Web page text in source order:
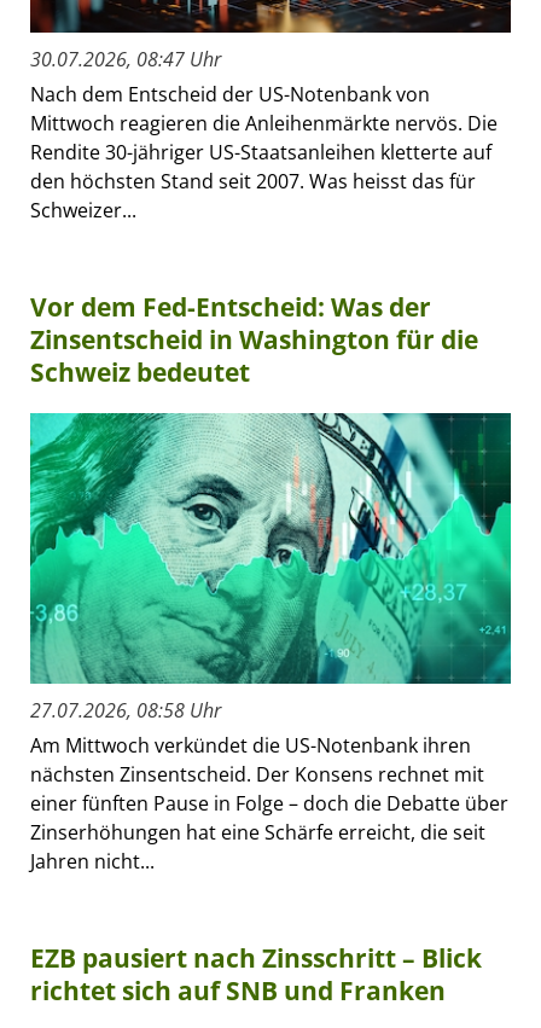
30.07.2026, 08:47 Uhr
Nach dem Entscheid der US-Notenbank von
Mittwoch reagieren die Anleihenmärkte nervös. Die
Rendite 30-jähriger US-Staatsanleihen kletterte auf
den höchsten Stand seit 2007. Was heisst das für
Schweizer...
Vor dem Fed-Entscheid: Was der
Zinsentscheid in Washington für die
Schweiz bedeutet
27.07.2026, 08:58 Uhr
Am Mittwoch verkündet die US-Notenbank ihren
nächsten Zinsentscheid. Der Konsens rechnet mit
einer fünften Pause in Folge – doch die Debatte über
Zinserhöhungen hat eine Schärfe erreicht, die seit
Jahren nicht...
EZB pausiert nach Zinsschritt – Blick
richtet sich auf SNB und Franken